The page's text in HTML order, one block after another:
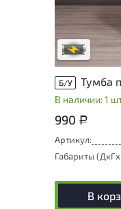
проверки. Вы
сотрудников
В обработке
Б/У
В наличии: 1
990 Р
Артикул:
Габариты
В